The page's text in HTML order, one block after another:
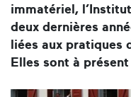
immatériel,
deux dernières
liées aux pratiques
Elles sont à